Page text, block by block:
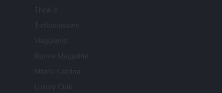
Think.it
Tuobenessere
Viaggiamo
Nonne Magazine
Milano Cortina
Luxury Club